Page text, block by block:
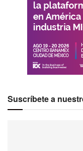
Suscríbete a